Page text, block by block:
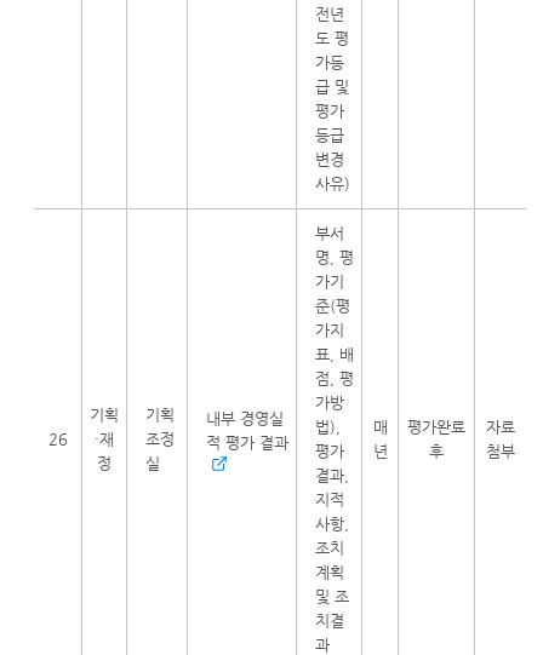
전년
도 평
가등
급 및
평가
등급
변경
사유)
26
기획
·재
정
기획
조정
실
내부 경영실
적 평가 결과
부서
명, 평
가기
준(평
가지
표, 배
점, 평
가방
법),
평가
결과,
지적
사항,
조치
계획
및 조
치결
과
매
년
평가완료
후
자료
첨부